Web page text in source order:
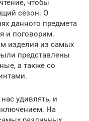
чтобы
сезон. О
данного предмета
и поговорим.
изделия из самых
представлены
а также со
удивлять, и
На